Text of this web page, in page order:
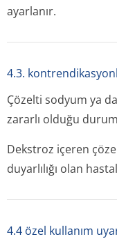
ayarlanır.
4.3.
Çözelti sodyum ya
zararlı olduğu
Dekstroz içeren
duyarlılığı olan
4.4 özel kullanım